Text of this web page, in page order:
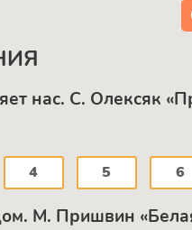
нас. С. Олексяк
4 5 6
М. Пришвин